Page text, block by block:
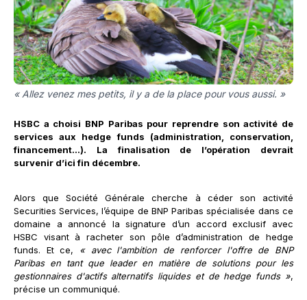
« Allez venez mes petits, il y a de la place pour vous aussi. »
HSBC a choisi BNP Paribas pour reprendre son activité de
services aux hedge funds (administration, conservation,
financement…). La finalisation de l’opération devrait
survenir d’ici fin décembre.
Alors que Société Générale cherche à céder son activité
Securities Services, l’équipe de BNP Paribas spécialisée dans ce
domaine a annoncé la signature d’un accord exclusif avec
HSBC visant à racheter son pôle d’administration de hedge
funds. Et ce, « avec l'ambition de renforcer l'offre de BNP
Paribas en tant que leader en matière de solutions pour les
gestionnaires d'actifs alternatifs liquides et de hedge funds »,
précise un communiqué.